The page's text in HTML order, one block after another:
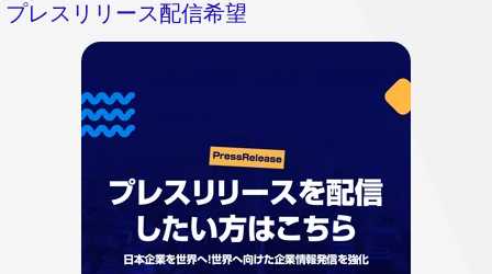
プレスリリース配信希望